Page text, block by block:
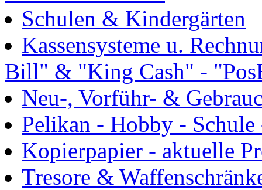
Schulen & Kindergärten
Kassensysteme u.
Bill" & "King Cash" -
Neu-, Vorführ- &
Pelikan - Hobby -
Kopierpapier - aktuelle
Tresore &